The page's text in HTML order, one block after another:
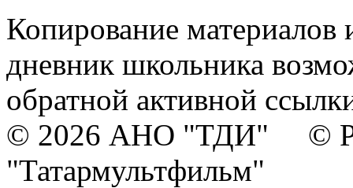
Копирование материалов
дневник школьника
обратной активной
© 2026 АНО "ТДИ" ©
"Татармультфильм"